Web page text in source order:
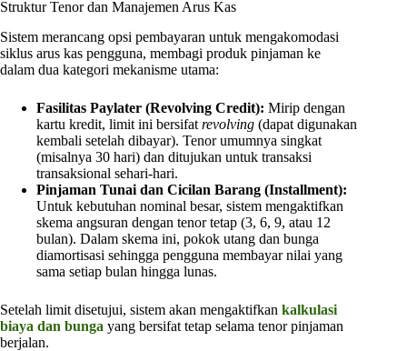
Struktur Tenor dan Manajemen Arus Kas
Sistem merancang opsi pembayaran untuk mengakomodasi
siklus arus kas pengguna, membagi produk pinjaman ke
dalam dua kategori mekanisme utama:
Fasilitas Paylater (Revolving Credit): Mirip dengan
kartu kredit, limit ini bersifat revolving (dapat digunakan
kembali setelah dibayar). Tenor umumnya singkat
(misalnya 30 hari) dan ditujukan untuk transaksi
transaksional sehari-hari.
Pinjaman Tunai dan Cicilan Barang (Installment):
Untuk kebutuhan nominal besar, sistem mengaktifkan
skema angsuran dengan tenor tetap (3, 6, 9, atau 12
bulan). Dalam skema ini, pokok utang dan bunga
diamortisasi sehingga pengguna membayar nilai yang
sama setiap bulan hingga lunas.
Setelah limit disetujui, sistem akan mengaktifkan kalkulasi
biaya dan bunga yang bersifat tetap selama tenor pinjaman
berjalan.